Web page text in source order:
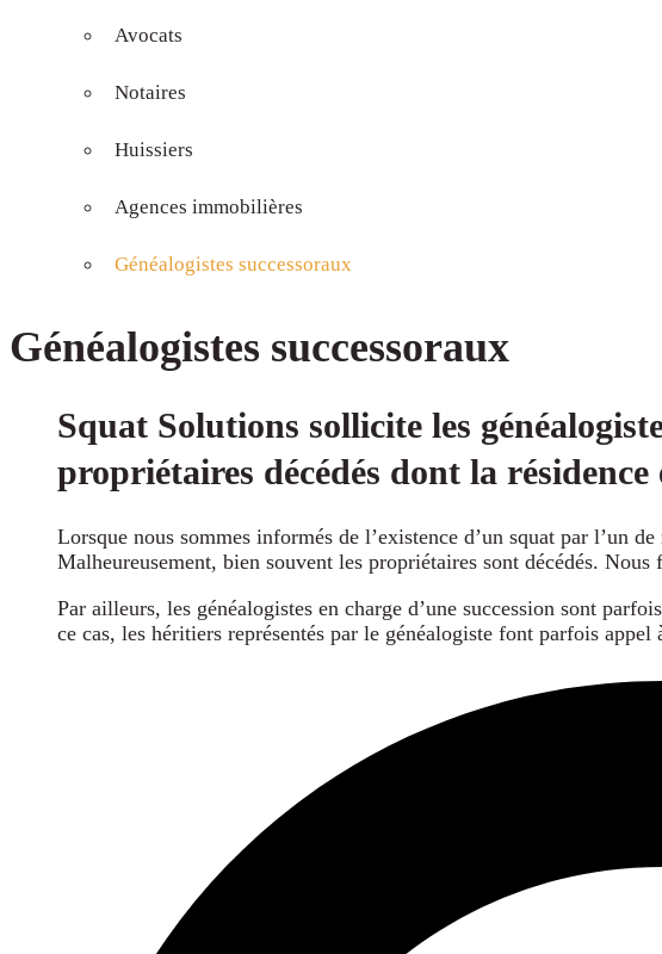
Avocats
Notaires
Huissiers
Agences immobilières
Généalogistes successoraux
Généalogistes successoraux
Squat Solutions sollicite les
propriétaires décédés dont la résidence
Lorsque nous sommes informés de l’existence d’un squat par l’un
Malheureusement, bien souvent les propriétaires sont décédés.
Par ailleurs, les généalogistes en charge d’une succession sont
ce cas, les héritiers représentés par le généalogiste font parfois